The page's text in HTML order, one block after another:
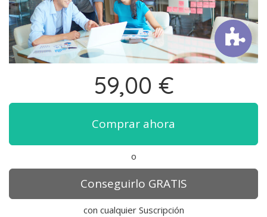
59,00 €
Comprar ahora
o
Conseguirlo GRATIS
con cualquier Suscripción